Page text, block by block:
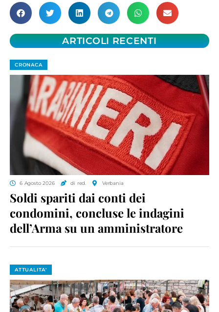
ARTICOLI RECENTI
CRONACA
6 Agosto 2026 di red. Verbania
Soldi spariti dai conti dei
condomini, concluse le indagini
dell’Arma su un amministratore
ATTUALITA'